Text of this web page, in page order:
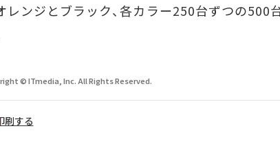
ンジとブラック、各カラー250台ずつの500
© ITmedia, Inc. All Rights Reserved.
刷する